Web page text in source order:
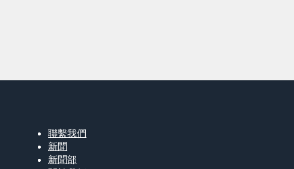
聯繫我們
新聞
新聞部